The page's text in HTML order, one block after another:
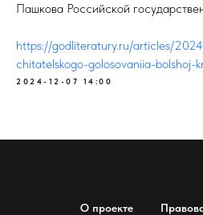
Пашкова Российской
https://godliteratury.ru/articles/
chitatelskogo-golosovaniia-bolshoj-
2024-12-07 14:00
О проекте